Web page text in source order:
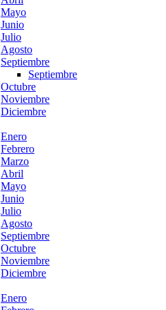
Mayo
Junio
Julio
Agosto
Septiembre
Septiembre
Octubre
Noviembre
Diciembre
Enero
Febrero
Marzo
Abril
Mayo
Junio
Julio
Agosto
Septiembre
Octubre
Noviembre
Diciembre
Enero